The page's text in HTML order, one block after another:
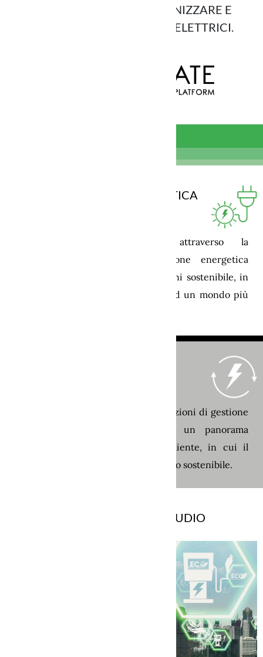
PER MONITORARE, ORGANIZZARE E
GESTIRE I TUOI CONSUMI ELETTRICI.
CONSAPEVOLEZZA ENERGETICA
Favorendo il cambiamento attraverso la
consapevolezza, la nostra soluzione energetica
illumina il cammino verso un domani sostenibile, in
cui scelte informate danno forma ad un mondo più
Dai dati alle decisioni, le nostre soluzioni di gestione
dell'energia aprono la strada a un panorama
energetico più intelligente e resiliente, in cui il
controllo strategico incontra l'impatto sostenibile.
TOP ENERGY CASI STUDIO